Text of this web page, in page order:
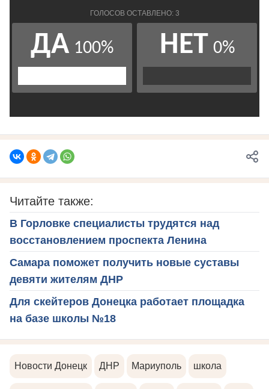
Читайте также:
В Горловке специалисты трудятся над
восстановлением проспекта Ленина
Самара поможет получить новые суставы
девяти жителям ДНР
Для скейтеров Донецка работает площадка
на базе школы №18
Новости Донецк ДНР Мариуполь школа